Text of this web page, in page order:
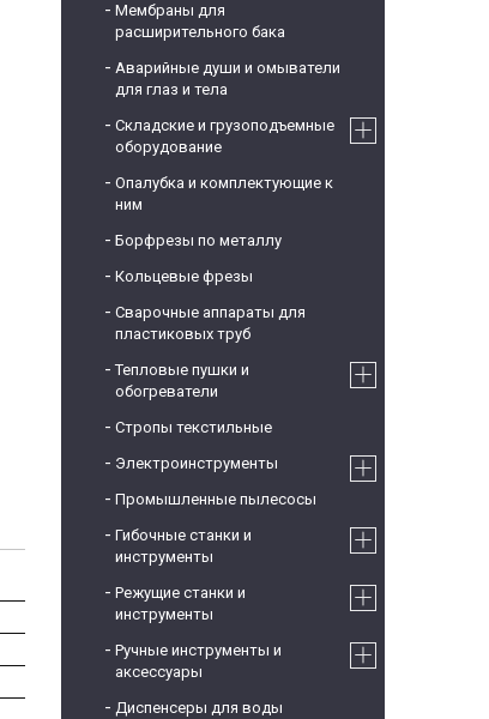
Мембраны для
расширительного бака
Аварийные души и омыватели
для глаз и тела
Складские и грузоподъемные
оборудование
Опалубка и комплектующие к
ним
Борфрезы по металлу
Кольцевые фрезы
Сварочные аппараты для
пластиковых труб
Тепловые пушки и
обогреватели
Стропы текстильные
Электроинструменты
Промышленные пылесосы
Гибочные станки и
инструменты
Режущие станки и
инструменты
Ручные инструменты и
аксессуары
Диспенсеры для воды